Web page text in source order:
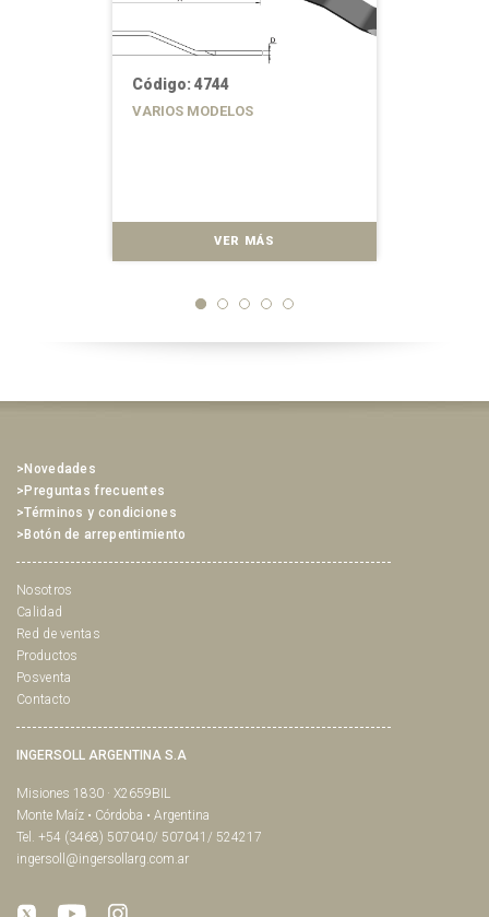
Código: 4744
VARIOS MODELOS
VER MÁS
>Novedades
>Preguntas frecuentes
>Términos y condiciones
>Botón de arrepentimiento
Nosotros
Calidad
Red de ventas
Productos
Posventa
Contacto
INGERSOLL ARGENTINA S.A
Misiones 1830 · X2659BIL
Monte Maíz • Córdoba • Argentina
Tel. +54 (3468) 507040/ 507041/ 524217
ingersoll@ingersollarg.com.ar